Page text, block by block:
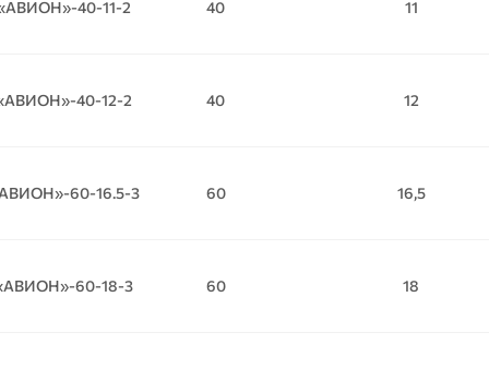
40-11-2 40 11
40-12-2 40 12
60-16.5-3 60 16,5
60-18-3 60 18